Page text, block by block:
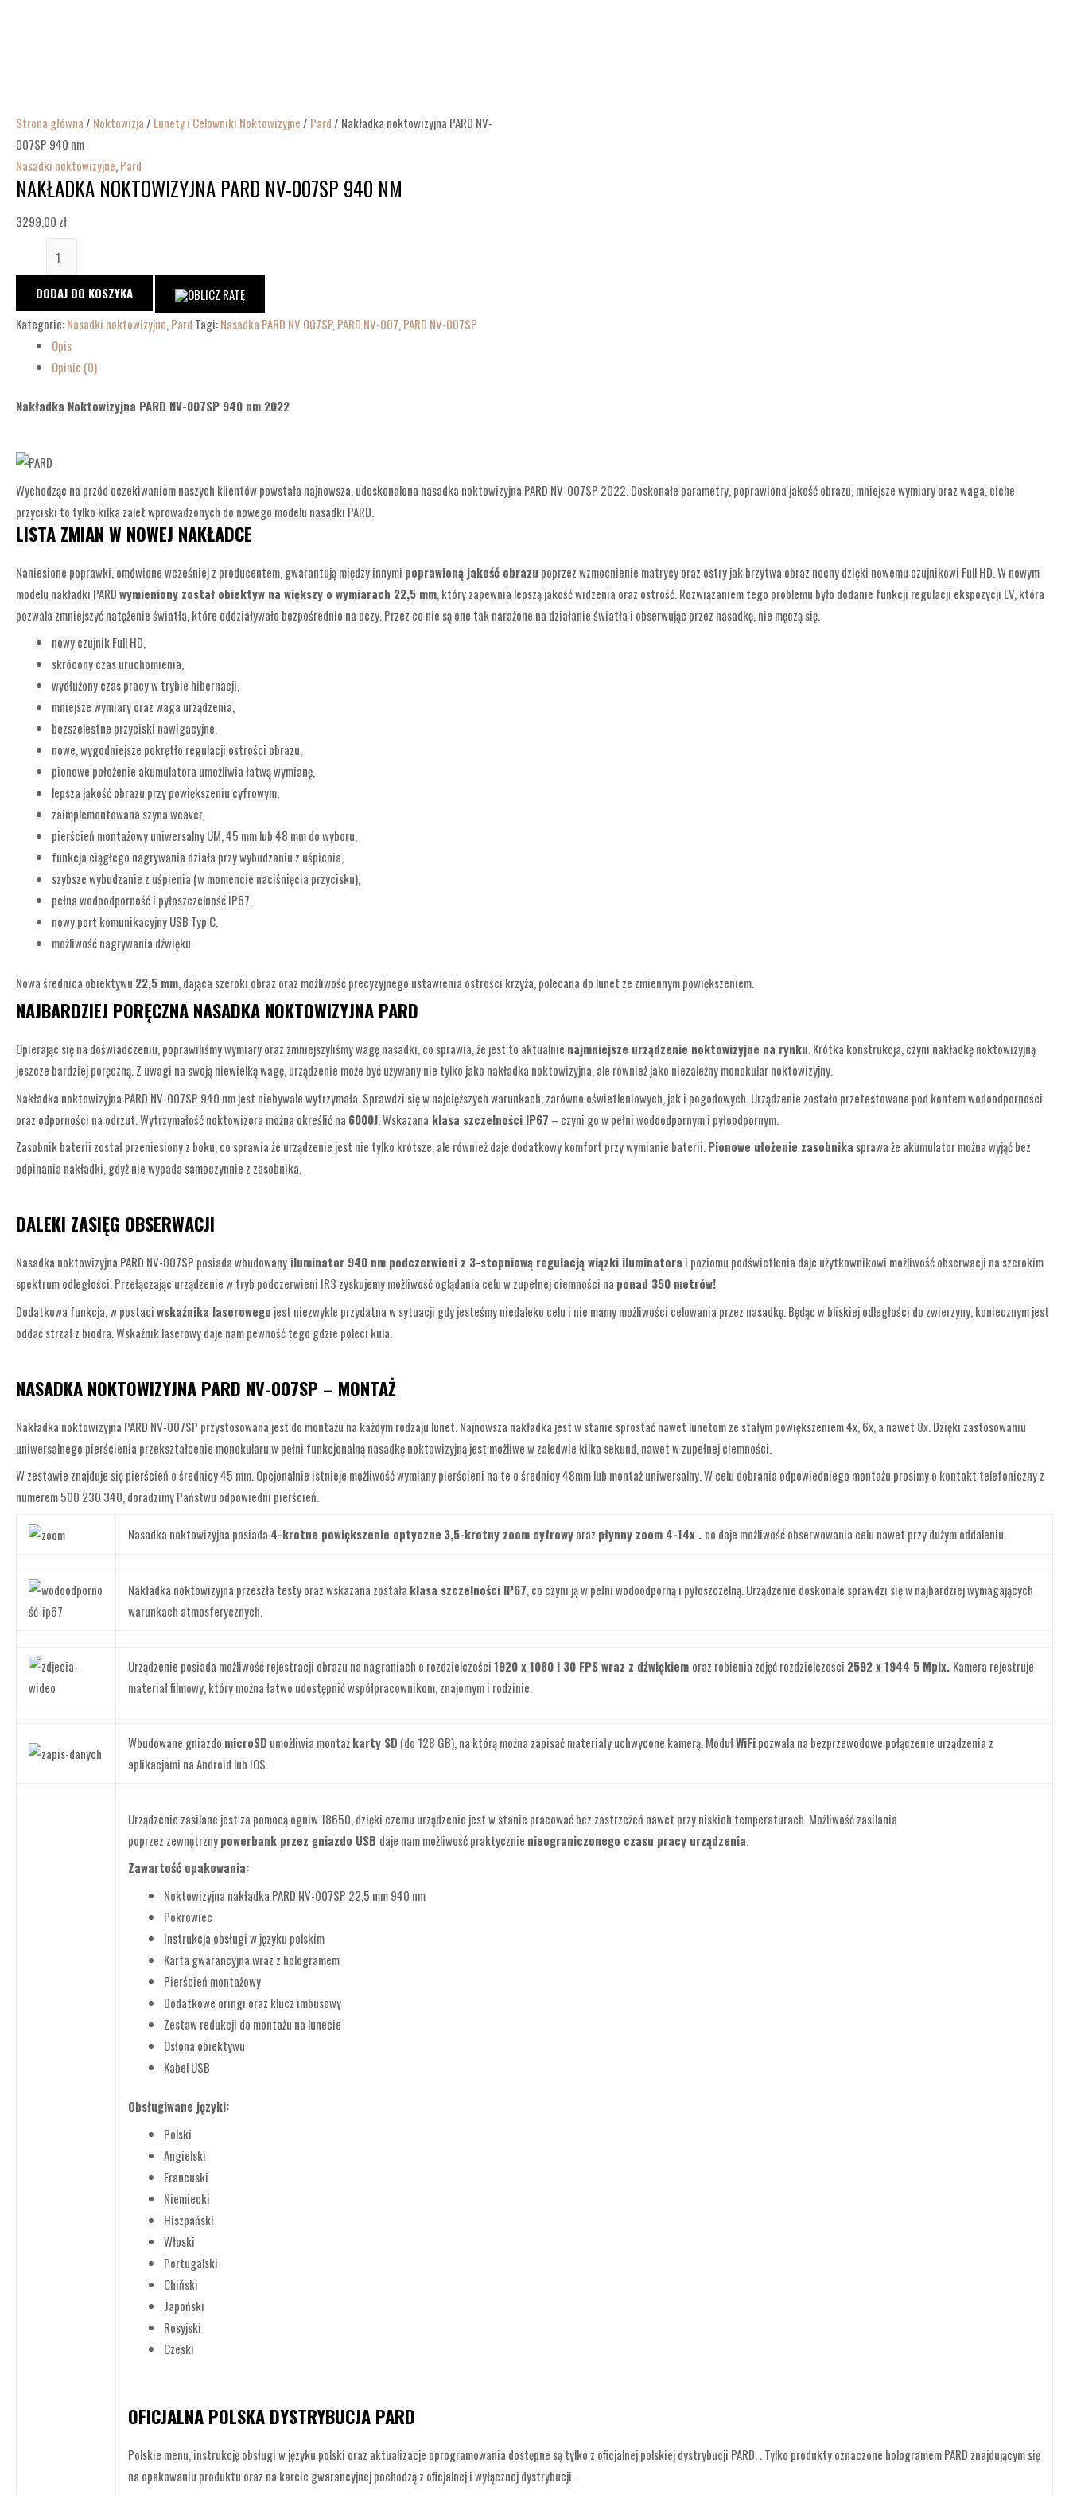
Strona główna/ Noktowizja/ Lunety i Celowniki Noktowizyjne/ Pard/ Nakładka noktowizyjna PARD NV-
007SP 940 nm
Nasadki noktowizyjne, Pard
NAKŁADKA NOKTOWIZYJNA PARD NV-007SP 940 NM
3299,00 zł
DODAJ DO KOSZYKA
Kategorie:Nasadki noktowizyjne, Pard Tagi:Nasadka PARD NV 007SP, PARD NV-007, PARD NV-007SP
Opis
Opinie (0)
Nakładka Noktowizyjna PARD NV-007SP 940 nm 2022
Wychodząc na przód oczekiwaniom naszych klientów powstała najnowsza, udoskonalona nasadka noktowizyjna PARD NV-007SP 2022. Doskonałe parametry, poprawiona jakość obrazu, mniejsze wymiary oraz waga, ciche
przyciski to tylko kilka zalet wprowadzonych do nowego modelu nasadki PARD.
LISTA ZMIAN W NOWEJ NAKŁADCE
Naniesione poprawki, omówione wcześniej z producentem, gwarantują między innymi poprawioną jakość obrazu poprzez wzmocnienie matrycy oraz ostry jak brzytwa obraz nocny dzięki nowemu czujnikowi Full HD. W nowym
modelu nakładki PARDwymieniony został obiektyw na większy o wymiarach 22,5 mm, który zapewnia lepszą jakość widzenia oraz ostrość. Rozwiązaniem tego problemu było dodanie funkcji regulacji ekspozycji EV, która
pozwala zmniejszyć natężenie światła, które oddziaływało bezpośrednio na oczy. Przez co nie są one tak narażone na działanie światła i obserwując przez nasadkę, nie męczą się.
nowy czujnik Full HD,
skrócony czas uruchomienia,
wydłużony czas pracy w trybie hibernacji,
mniejsze wymiary oraz waga urządzenia,
bezszelestne przyciski nawigacyjne,
nowe, wygodniejsze pokrętło regulacji ostrości obrazu,
pionowe położenie akumulatora umożliwia łatwą wymianę,
lepsza jakość obrazu przy powiększeniu cyfrowym,
zaimplementowana szyna weaver,
pierścień montażowy uniwersalny UM, 45 mm lub 48 mm do wyboru,
funkcja ciągłego nagrywania działa przy wybudzaniu z uśpienia,
szybsze wybudzanie z uśpienia (w momencie naciśnięcia przycisku),
pełna wodoodporność i pyłoszczelność IP67,
nowy port komunikacyjny USB Typ C,
możliwość nagrywania dźwięku.
Nowa średnica obiektywu 22,5 mm, dająca szeroki obraz oraz możliwość precyzyjnego ustawienia ostrości krzyża, polecana do lunet ze zmiennym powiększeniem.
NAJBARDZIEJ PORĘCZNA NASADKA NOKTOWIZYJNA PARD
Opierając się na doświadczeniu, poprawiliśmy wymiary oraz zmniejszyliśmy wagę nasadki, co sprawia, że jest to aktualnie najmniejsze urządzenie noktowizyjne na rynku. Krótka konstrukcja, czyni nakładkę noktowizyjną
jeszcze bardziej poręczną. Z uwagi na swoją niewielką wagę, urządzenie może być używany nie tylko jako nakładka noktowizyjna, ale również jako niezależny monokular noktowizyjny.
Nakładka noktowizyjna PARD NV-007SP 940 nm jest niebywale wytrzymała. Sprawdzi się w najcięższych warunkach, zarówno oświetleniowych, jak i pogodowych. Urządzenie zostało przetestowane pod kontem wodoodporności
oraz odporności na odrzut. Wytrzymałość noktowizora można określić na 6000J. Wskazana klasa szczelności IP67 – czyni go w pełni wodoodpornym i pyłoodpornym.
Zasobnik baterii został przeniesiony z boku, co sprawia że urządzenie jest nie tylko krótsze, ale również daje dodatkowy komfort przy wymianie baterii. Pionowe ułożenie zasobnika sprawa że akumulator można wyjąć bez
odpinania nakładki, gdyż nie wypada samoczynnie z zasobnika.
DALEKI ZASIĘG OBSERWACJI
Nasadka noktowizyjna PARD NV-007SP posiada wbudowany iluminator 940 nm podczerwieni z 3-stopniową regulacją wiązki iluminatora i poziomu podświetlenia daje użytkownikowi możliwość obserwacji na szerokim
spektrum odległości. Przełączając urządzenie w tryb podczerwieni IR3 zyskujemy możliwość oglądania celu w zupełnej ciemności na ponad 350 metrów!
Dodatkowa funkcja, w postaciwskaźnika laserowego jest niezwykle przydatna w sytuacji gdy jesteśmy niedaleko celu i nie mamy możliwości celowania przez nasadkę. Będąc w bliskiej odległości do zwierzyny, koniecznym jest
oddać strzał z biodra. Wskaźnik laserowy daje nam pewność tego gdzie poleci kula.
NASADKA NOKTOWIZYJNA PARD NV-007SP – MONTAŻ
Nakładka noktowizyjna PARD NV-007SP przystosowana jest do montażu na każdym rodzaju lunet. Najnowsza nakładka jest w stanie sprostać nawet lunetom ze stałym powiększeniem 4x, 6x, a nawet 8x. Dzięki zastosowaniu
uniwersalnego pierścienia przekształcenie monokularu w pełni funkcjonalną nasadkę noktowizyjną jest możliwe w zaledwie kilka sekund, nawet w zupełnej ciemności.
W zestawie znajduje się pierścień o średnicy 45 mm. Opcjonalnie istnieje możliwość wymiany pierścieni na te o średnicy 48mm lub montaż uniwersalny. W celu dobrania odpowiedniego montażu prosimy o kontakt telefoniczny z
numerem 500 230 340, doradzimy Państwu odpowiedni pierścień.
Nasadka noktowizyjna posiada 4-krotne powiększenie optyczne 3,5-krotny zoom cyfrowyoraz płynny zoom 4-14x . co daje możliwość obserwowania celu nawet przy dużym oddaleniu.
Nakładka noktowizyjna przeszła testy oraz wskazana została klasa szczelności IP67, co czyni ją w pełni wodoodporną i pyłoszczelną. Urządzenie doskonale sprawdzi się w najbardziej wymagających
warunkach atmosferycznych.
Urządzenie posiada możliwość rejestracji obrazu na nagraniach o rozdzielczości1920 x 1080 i 30 FPS wraz z dźwiękiem oraz robienia zdjęć rozdzielczości 2592 x 1944 5 Mpix. Kamera rejestruje
materiał filmowy, który można łatwo udostępnić współpracownikom, znajomym i rodzinie.
Wbudowane gniazdo microSD umożliwia montażkarty SD (do 128 GB), na którą można zapisać materiały uchwycone kamerą. ModułWiFipozwala na bezprzewodowe połączenie urządzenia z
aplikacjami na Android lub IOS.
Urządzenie zasilane jest za pomocą ogniw 18650, dzięki czemu urządzenie jest w stanie pracować bez zastrzeżeń nawet przy niskich temperaturach. Możliwość zasilania
poprzez zewnętrznypowerbank przez gniazdo USB daje nam możliwość praktycznie nieograniczonego czasu pracy urządzenia.
Zawartość opakowania:
Noktowizyjna nakładka PARD NV-007SP 22,5 mm 940 nm
Pokrowiec
Instrukcja obsługi w języku polskim
Karta gwarancyjna wraz z hologramem
Pierścień montażowy
Dodatkowe oringi oraz klucz imbusowy
Zestaw redukcji do montażu na lunecie
Osłona obiektywu
Kabel USB
Obsługiwane języki:
Polski
Angielski
Francuski
Niemiecki
Hiszpański
Włoski
Portugalski
Chiński
Japoński
Rosyjski
Czeski
OFICJALNA POLSKA DYSTRYBUCJA PARD
Polskie menu, instrukcję obsługi w języku polski oraz aktualizacje oprogramowania dostępne są tylko z oficjalnej polskiej dystrybucji PARD. . Tylko produkty oznaczone hologramem PARD znajdującym się
na opakowaniu produktu oraz na karcie gwarancyjnej pochodzą z oficjalnej i wyłącznej dystrybucji.